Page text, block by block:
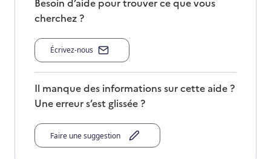
cherchez ?
Écrivez-nous
Il manque des informations sur cette aide ?
Une erreur s’est glissée ?
Faire une suggestion